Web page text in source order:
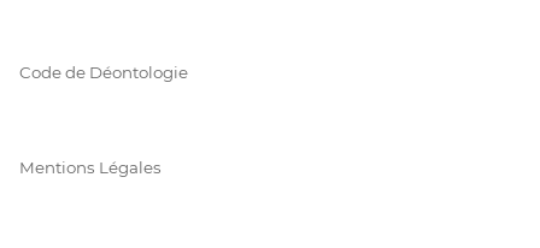
Code de Déontologie
Mentions Légales